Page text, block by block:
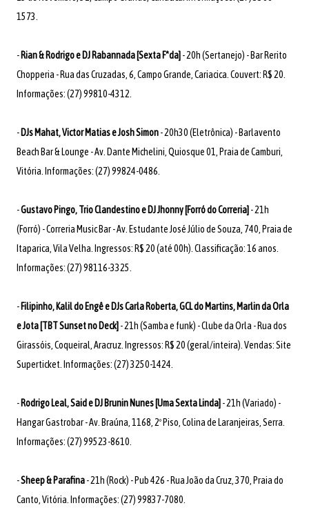
1573.
- Rian & Rodrigo e DJ Rabannada [Sexta F*da] - 20h (Sertanejo) - Bar Rerito
Chopperia - Rua das Cruzadas, 6, Campo Grande, Cariacica. Couvert: R$ 20.
Informações: (27) 99810-4312.
- DJs Mahat, Victor Matias e Josh Simon- 20h30 (Eletrônica) - Barlavento
Beach Bar & Lounge - Av. Dante Michelini, Quiosque 01, Praia de Camburi,
Vitória. Informações: (27) 99824-0486.
-Gustavo Pingo, Trio Clandestino e DJ Jhonny [Forró do Correria] - 21h
(Forró) - Correria Music Bar - Av. Estudante José Júlio de Souza, 740, Praia de
Itaparica, Vila Velha. Ingressos: R$ 20 (até 00h). Classificação: 16 anos.
Informações: (27) 98116-3325.
- Filipinho, Kalil do Engê e DJs Carla Roberta, GCL do Martins, Marlin da Orla
e Jota [TBT Sunset no Deck] - 21h (Samba e funk) - Clube da Orla - Rua dos
Girassóis, Coqueiral, Aracruz. Ingressos: R$ 20 (geral/inteira). Vendas: Site
Superticket. Informações: (27) 3250-1424.
- Rodrigo Leal, Said e DJ Brunin Nunes [Uma Sexta Linda] - 21h (Variado) -
Hangar Gastrobar - Av. Braúna, 1168, 2º Piso, Colina de Laranjeiras, Serra.
Informações: (27) 99523-8610.
-Sheep & Parafina- 21h (Rock) - Pub 426 - Rua João da Cruz, 370, Praia do
Canto, Vitória. Informações: (27) 99837-7080.